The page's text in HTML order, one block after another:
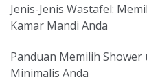
Jenis-Jenis Wastafel:
Kamar Mandi Anda
Panduan Memilih
Minimalis Anda